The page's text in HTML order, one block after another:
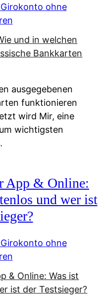
Girokonto ohne
ausgegebenen
funktionieren
wird Mir, eine
wichtigsten
App & Online:
und wer ist
Girokonto ohne